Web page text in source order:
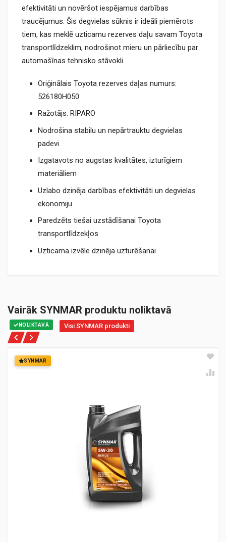
efektivitāti un novēršot iespējamus darbības
traucējumus. Šis degvielas sūknis ir ideāli piemērots
tiem, kas meklē uzticamu rezerves daļu savam Toyota
transportlīdzeklim, nodrošinot mieru un pārliecību par
automašīnas tehnisko stāvokli.
Oriģinālais Toyota rezerves daļas numurs:
526180H050
Ražotājs: RIPARO
Nodrošina stabilu un nepārtrauktu degvielas
padevi
Izgatavots no augstas kvalitātes, izturīgiem
materiāliem
Uzlabo dzinēja darbības efektivitāti un degvielas
ekonomiju
Paredzēts tiešai uzstādīšanai Toyota
transportlīdzekļos
Uzticama izvēle dzinēja uzturēšanai
Vairāk SYNMAR produktu noliktavā
NOLIKTAVĀ Visi SYNMAR produkti
SYNMAR